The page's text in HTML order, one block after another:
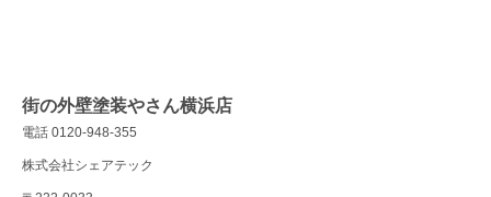
街の外壁塗装やさん横浜店
電話 0120-948-355
株式会社シェアテック